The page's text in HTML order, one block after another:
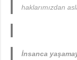
haklarımızdan
İnsanca